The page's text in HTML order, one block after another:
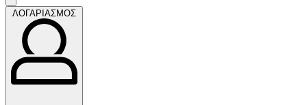
ΛΟΓΑΡΙΑΣΜΟΣ
ΛΟΓΑΡΙΑΣΜΟΣ